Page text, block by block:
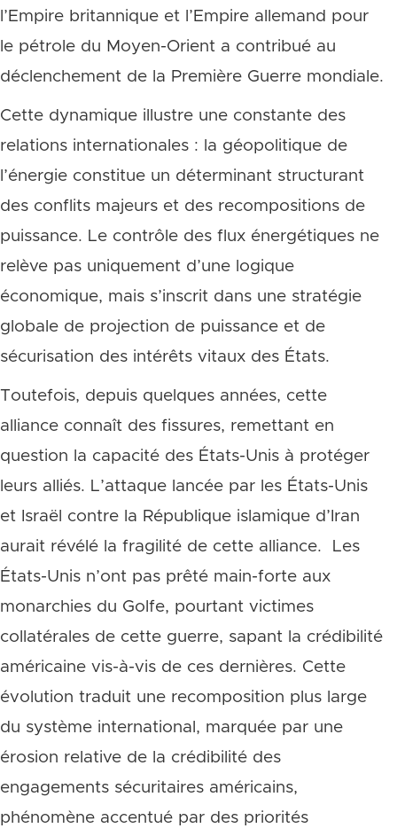
l’Empire britannique et l’Empire allemand pour
le pétrole du Moyen-Orient a contribué au
déclenchement de la Première Guerre mondiale.
Cette dynamique illustre une constante des
relations internationales : la géopolitique de
l’énergie constitue un déterminant structurant
des conflits majeurs et des recompositions de
puissance. Le contrôle des flux énergétiques ne
relève pas uniquement d’une logique
économique, mais s’inscrit dans une stratégie
globale de projection de puissance et de
sécurisation des intérêts vitaux des États.
Toutefois, depuis quelques années, cette
alliance connaît des fissures, remettant en
question la capacité des États-Unis à protéger
leurs alliés. L’attaque lancée par les États-Unis
et Israël contre la République islamique d’Iran
aurait révélé la fragilité de cette alliance. Les
États-Unis n’ont pas prêté main-forte aux
monarchies du Golfe, pourtant victimes
collatérales de cette guerre, sapant la crédibilité
américaine vis-à-vis de ces dernières. Cette
évolution traduit une recomposition plus large
du système international, marquée par une
érosion relative de la crédibilité des
engagements sécuritaires américains,
phénomène accentué par des priorités